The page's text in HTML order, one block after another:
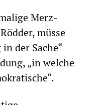
Merz-
müsse
der Sache“
„in welche